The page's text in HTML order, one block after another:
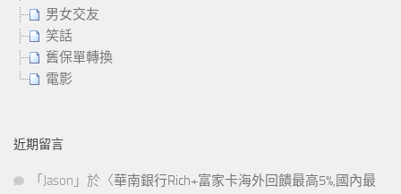
男女交友
笑話
舊保單轉換
電影
近期留言
「 Jason 」於〈華南銀行Rich+富家卡海外回饋最高5%,國內最